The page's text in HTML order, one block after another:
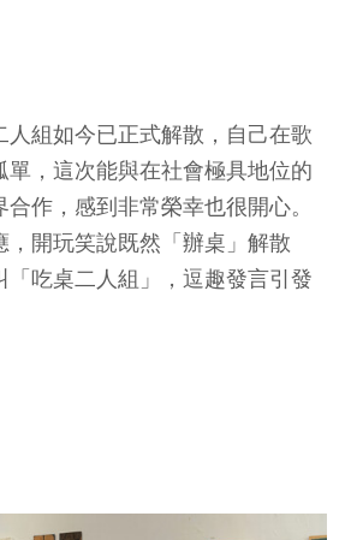
人組如今已正式解散，自己在歌
單，這次能與在社會極具地位的
作，感到非常榮幸也很開心。
，開玩笑說既然「辦桌」解散
「吃桌二人組」，逗趣發言引發